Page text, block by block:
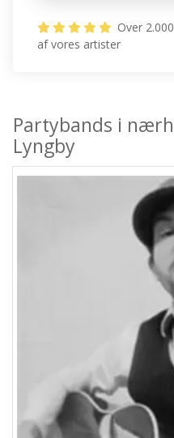
Over
af vores artister
Partybands i
Lyngby